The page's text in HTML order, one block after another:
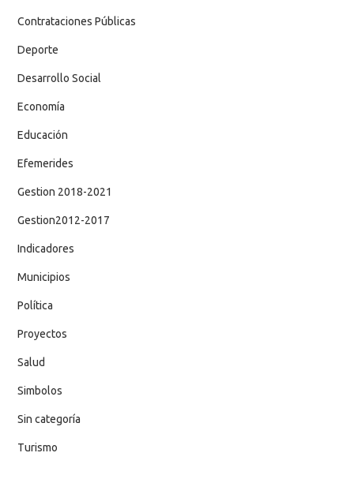
Contrataciones Públicas
Deporte
Desarrollo Social
Economía
Educación
Efemerides
Gestion 2018-2021
Gestion2012-2017
Indicadores
Municipios
Política
Proyectos
Salud
Simbolos
Sin categoría
Turismo